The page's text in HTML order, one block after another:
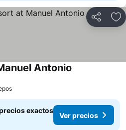
Compartir
Antonio
exactos
Ver precios